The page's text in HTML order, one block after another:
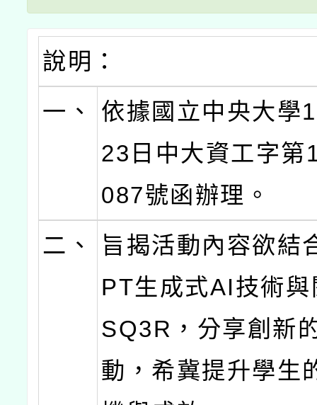
說明：
一、
依據國立中央大學
23日中大資工字第
087號函辦理。
二、
旨揭活動內容欲結
PT生成式AI技術
SQ3R，分享創新
動，希冀提升學生